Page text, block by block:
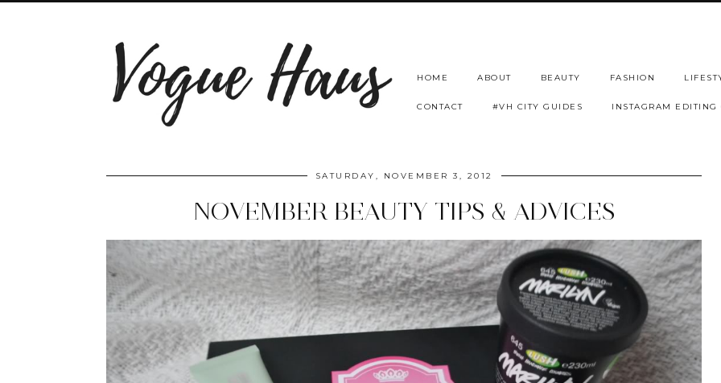
HOME ABOUT BEAUTY FASHION
CONTACT #VH CITY GUIDES INSTAGRAM EDITING
SATURDAY, NOVEMBER 3, 2012
NOVEMBER BEAUTY TIPS & ADVICES